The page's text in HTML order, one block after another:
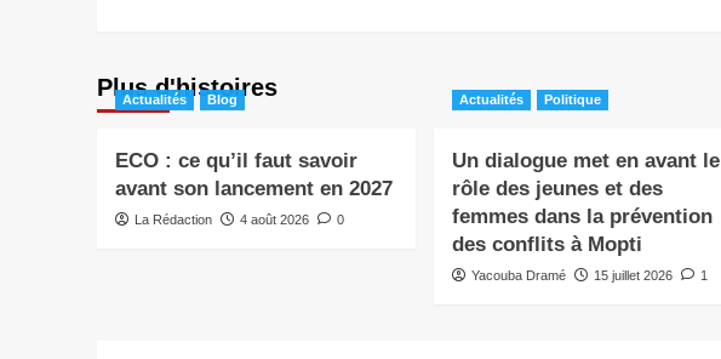
Plus d'histoires
Actualités Blog
ECO : ce qu’il faut savoir
avant son lancement en 2027
La Rédaction 4 août 2026 0
Actualités Politique
Un dialogue met en avant le
rôle des jeunes et des
femmes dans la prévention
des conflits à Mopti
Yacouba Dramé 15 juillet 2026 1